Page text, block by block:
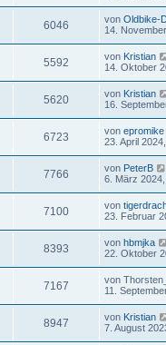
6046 von Oldbike-
14.
5592 von Kristian
14. Oktober
5620 von Kristian
16.
6723 von epromike
23. April
7766 von PeterB
6. März
7100 von
23. Februar
8393 von hbmjka
22. Oktober
7167 von
11.
8947 von Kristian
7. August